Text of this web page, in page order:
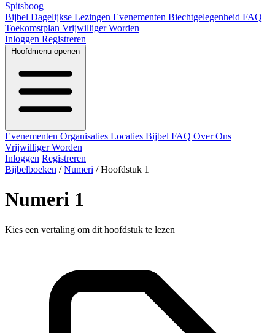
Spitsboog
Bijbel Dagelijkse Lezingen Evenementen Biechtgelegenheid FAQ
Toekomstplan Vrijwilliger Worden
Inloggen Registreren
Hoofdmenu openen
Evenementen Organisaties Locaties Bijbel FAQ Over Ons
Vrijwilliger Worden
Inloggen Registreren
Bijbelboeken / Numeri / Hoofdstuk 1
Numeri 1
Kies een vertaling om dit hoofdstuk te lezen